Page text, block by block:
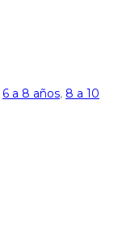
6 a 8 años, 8 a 10